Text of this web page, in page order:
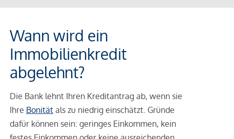
Wann wird ein
Immobilienkredit
abgelehnt?
Die Bank lehnt Ihren Kreditantrag ab, wenn sie
Ihre Bonitätals zu niedrig einschätzt. Gründe
dafür können sein: geringes Einkommen, kein